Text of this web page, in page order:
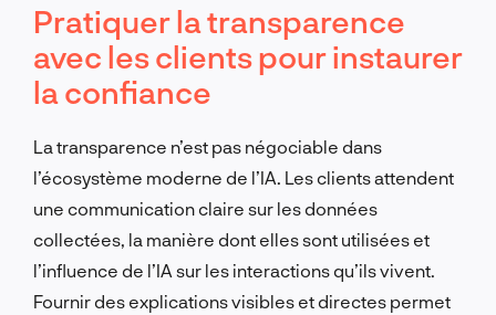
Pratiquer la transparence
avec les clients pour instaurer
la confiance
La transparence n’est pas négociable dans
l’écosystème moderne de l’IA. Les clients attendent
une communication claire sur les données
collectées, la manière dont elles sont utilisées et
l’influence de l’IA sur les interactions qu’ils vivent.
Fournir des explications visibles et directes permet